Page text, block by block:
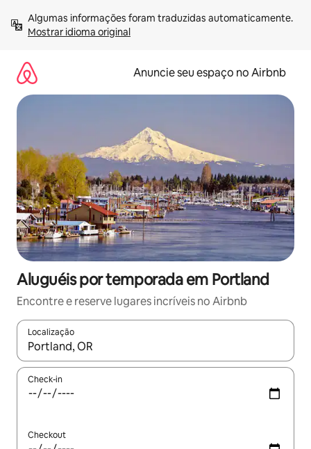
para
Mostrar idioma original
Anuncie seu espaço no Airbnb
Aluguéis por temporada em Portland
Encontre e reserve lugares incríveis no Airbnb
Localização
Quando os resultados estiverem disponíveis, explore-os
Check-in
Checkout